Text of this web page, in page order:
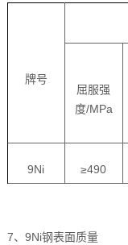
牌号
屈服强
度/MPa
9Ni ≥490
7、9Ni钢表面质量